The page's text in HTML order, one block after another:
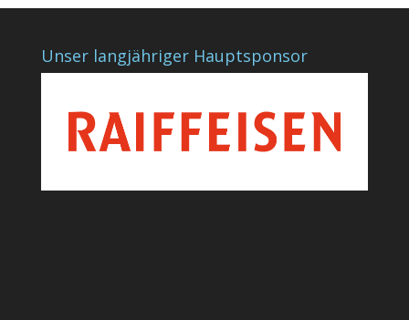
Unser langjähriger Hauptsponsor